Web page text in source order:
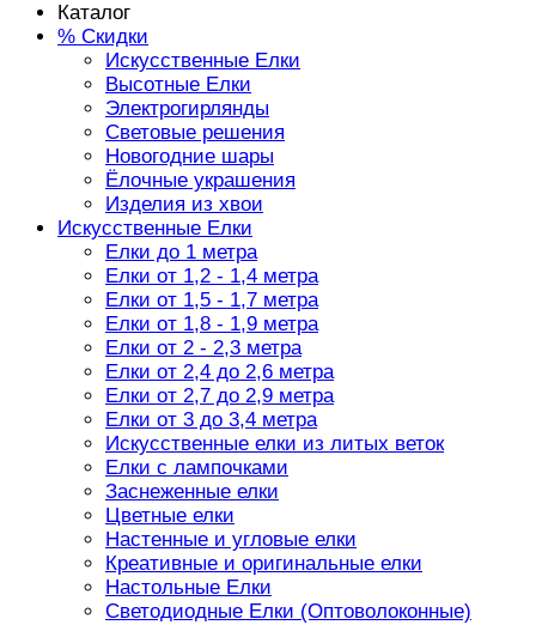
Каталог
% Скидки
Искусственные Елки
Высотные Елки
Электрогирлянды
Световые решения
Новогодние шары
Ёлочные украшения
Изделия из хвои
Искусственные Елки
Елки до 1 метра
Елки от 1,2 - 1,4 метра
Елки от 1,5 - 1,7 метра
Елки от 1,8 - 1,9 метра
Елки от 2 - 2,3 метра
Елки от 2,4 до 2,6 метра
Елки от 2,7 до 2,9 метра
Елки от 3 до 3,4 метра
Искусственные елки из литых веток
Елки с лампочками
Заснеженные елки
Цветные елки
Настенные и угловые елки
Креативные и оригинальные елки
Настольные Елки
Светодиодные Елки (Оптоволоконные)